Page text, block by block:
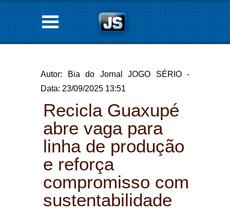
Autor: Bia do Jornal JOGO SÉRIO -
Data: 23/09/2025 13:51
Recicla Guaxupé
abre vaga para
linha de produção
e reforça
compromisso com
sustentabilidade